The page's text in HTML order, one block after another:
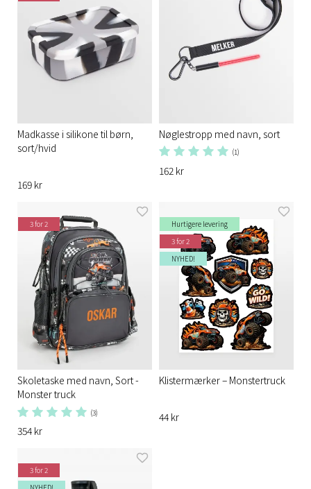
Madkasse i silikone til børn,
sort/hvid
169 kr
Nøglestropp med navn, sort
(1)
162 kr
3 for 2
Skoletaske med navn, Sort -
Monster truck
(3)
354 kr
Hurtigere levering
3 for 2
NYHED!
Klistermærker – Monstertruck
44 kr
3 for 2